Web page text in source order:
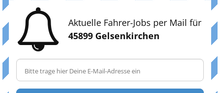
Aktuelle Fahrer-Jobs per Mail für
45899 Gelsenkirchen